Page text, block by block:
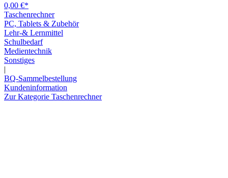
0,00 €*
Taschenrechner
PC, Tablets & Zubehör
Lehr-& Lernmittel
Schulbedarf
Medientechnik
Sonstiges
|
BQ-Sammelbestellung
Kundeninformation
Zur Kategorie Taschenrechner